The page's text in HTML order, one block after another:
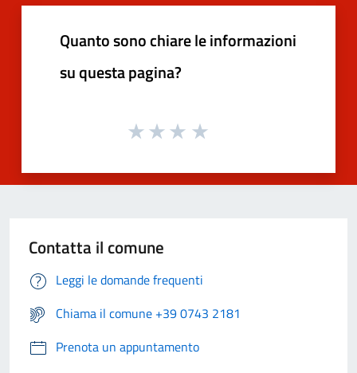
Quanto sono chiare le informazioni
su questa pagina?
Contatta il comune
Leggi le domande frequenti
Chiama il comune +39 0743 2181
Prenota un appuntamento